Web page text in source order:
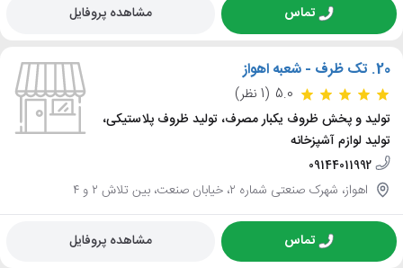
تماس مشاهده پروفایل
20. تک ظرف - شعبه اهواز
5.0 (1 نظر)
تولید و پخش ظروف یکبار مصرف، تولید ظروف پلاستیکی،
تولید لوازم آشپزخانه
09144011992
اهواز، شهرک صنعتی شماره ۲، خیابان صنعت، بین تلاش ۲ و ۴
تماس مشاهده پروفایل